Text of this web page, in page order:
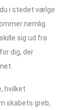
i stedet vælge
nemlig
sig ud fra
dig, der
hvilket
skabets greb,